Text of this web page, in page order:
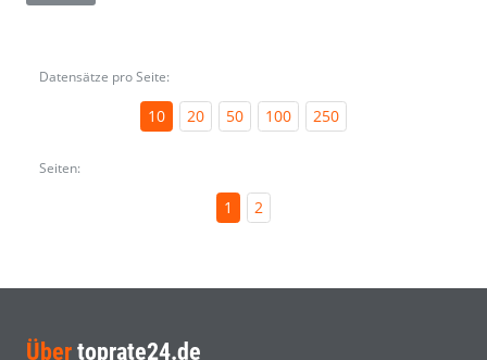
Datensätze pro Seite:
10 20 50 100 250
Seiten:
1 2
Über toprate24.de